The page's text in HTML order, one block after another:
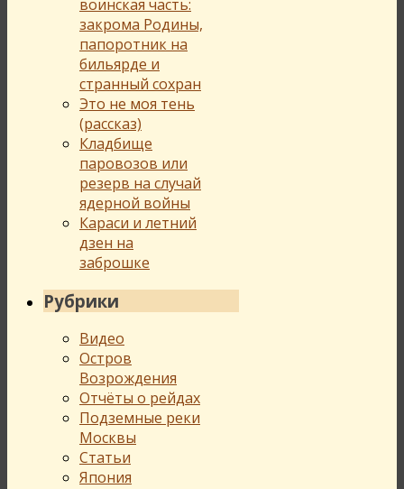
воинская часть:
закрома Родины,
папоротник на
бильярде и
странный сохран
Это не моя тень
(рассказ)
Кладбище
паровозов или
резерв на случай
ядерной войны
Караси и летний
дзен на
заброшке
Рубрики
Видео
Остров
Возрождения
Отчёты о рейдах
Подземные реки
Москвы
Статьи
Япония